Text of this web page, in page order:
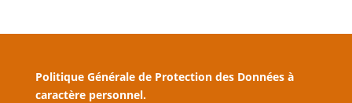
Politique Générale de Protection des Données à
caractère personnel.